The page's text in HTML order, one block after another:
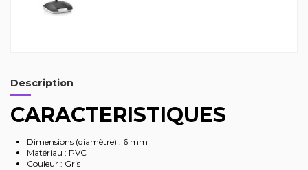
Description
CARACTERISTIQUES
Dimensions (diamètre) : 6 mm
Matériau : PVC
Couleur : Gris